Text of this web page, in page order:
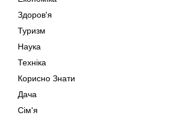
Здоров'я
Туризм
Наука
Техніка
Корисно Знати
Дача
Сім'я